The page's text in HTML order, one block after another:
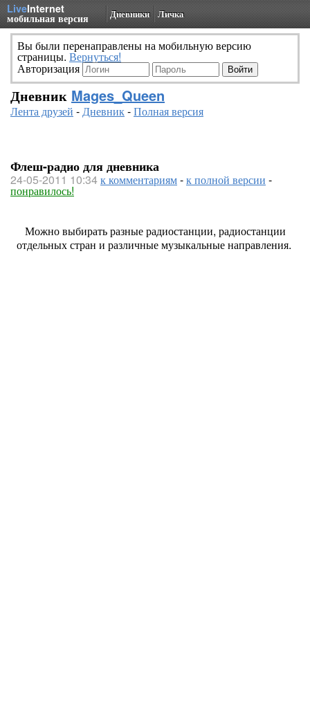
LiveInternet
мобильная версия Дневники Личка
Вы были перенаправлены на мобильную версию
страницы. Вернуться!
Авторизация
Дневник Mages_Queen
Лента друзей -Дневник-Полная версия
Флеш-радио для дневника
24-05-2011 10:34к комментариям-к полной версии -
понравилось!
Можно выбирать разные радиостанции, радиостанции
отдельных стран и различные музыкальные направления.